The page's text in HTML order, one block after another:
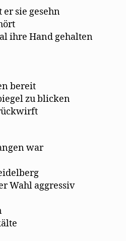
sie gesehn
ihre Hand gehalten
bereit
zu blicken
war
Wahl aggressiv